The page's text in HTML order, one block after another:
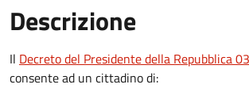
Descrizione
Il Decreto del Presidente della Repubblica
consente ad un cittadino di: